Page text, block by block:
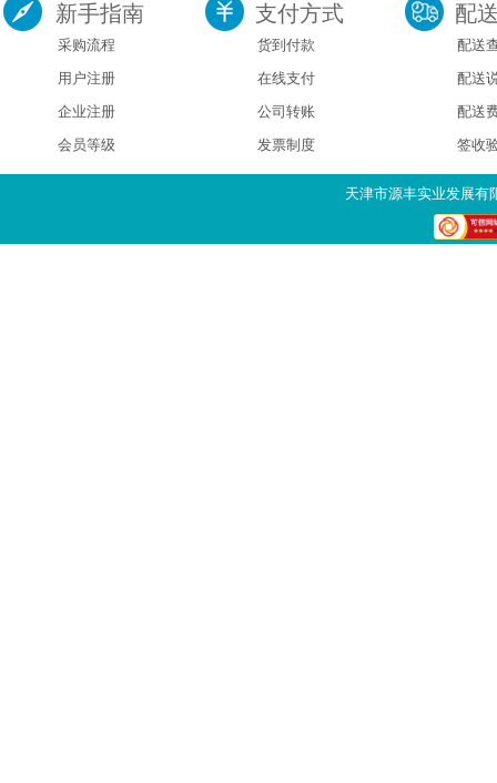
新手指南
采购流程
用户注册
企业注册
会员等级
支付方式
货到付款
在线支付
公司转账
发票制度
配
配送
配送
配送
签收
天津市源丰实业发展